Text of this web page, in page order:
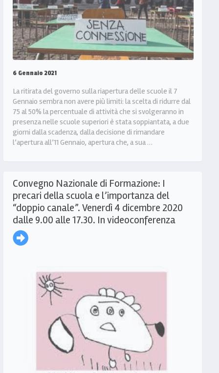
6 Gennaio 2021
La ritirata del governo sulla riapertura delle scuole il 7
Gennaio sembra non avere più limiti: la scelta di ridurre dal
75 al 50% la percentuale di attività che si svolgeranno in
presenza nelle scuole superiori è stata soppiantata, a due
giorni dalla scadenza, dalla decisione di rimandare
l’apertura all’11 Gennaio, apertura che, a sua …
Convegno Nazionale di Formazione: I
precari della scuola e l’importanza del
“doppio canale”. Venerdì 4 dicembre 2020
dalle 9.00 alle 17.30. In videoconferenza